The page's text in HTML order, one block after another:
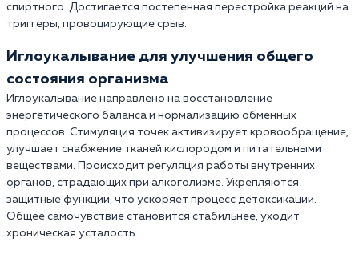
спиртного. Достигается постепенная перестройка реакций на
триггеры, провоцирующие срыв.
Иглоукалывание для улучшения общего
состояния организма
Иглоукалывание направлено на восстановление
энергетического баланса и нормализацию обменных
процессов. Стимуляция точек активизирует кровообращение,
улучшает снабжение тканей кислородом и питательными
веществами. Происходит регуляция работы внутренних
органов, страдающих при алкоголизме. Укрепляются
защитные функции, что ускоряет процесс детоксикации.
Общее самочувствие становится стабильнее, уходит
хроническая усталость.